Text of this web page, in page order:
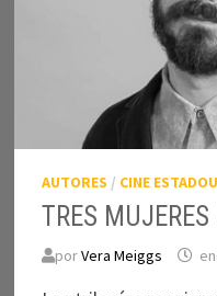
AUTORES / CINE
TRES
porVera Meiggs